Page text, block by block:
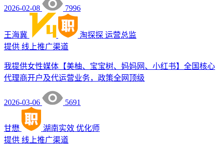
2026-02-08 7996
王海冀 淘探探 运营总监
提供 线上推广渠道
我提供女性媒体【美柚、宝宝树、妈妈网、小红书】全国核心
代理商开户及代运营业务，政策全网顶级
2026-03-06 5691
甘懋 湖南实效 优化师
提供 线上推广渠道